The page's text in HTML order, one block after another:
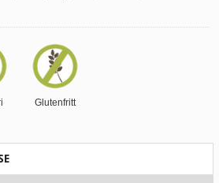
Glutenfritt